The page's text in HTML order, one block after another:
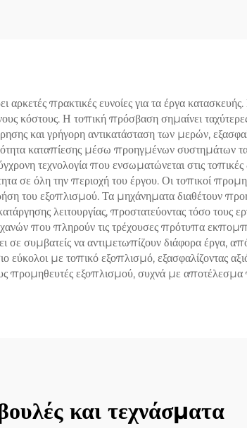
πρακτικές ευνοίες για τα έργα
κόστους. Η τοπική πρόσβαση σημαίνει
και γρήγορη αντικατάσταση των μερών,
καταπίεσης μέσω προηγμένων συστημάτων
τεχνολογία που ενσωματώνεται στις
σε όλη την περιοχή του έργου. Οι τοπικοί
του εξοπλισμού. Τα μηχάνηματα διαθέτουν
λειτουργίας, προστατεύοντας τόσο τους
που πληρούν τις τρέχουσες πρότυπα
συμβατείς να αντιμετωπίζουν διάφορα έργα,
εύκολοι με τοπικό εξοπλισμό, εξασφαλίζοντας
προμηθευτές εξοπλισμού, συχνά με αποτέλεσμα
και τεχνάσματα